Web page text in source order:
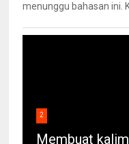
menunggu bahasan ini.
2
Membuat